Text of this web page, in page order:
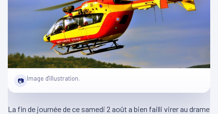
📷 Image d'illustration.
La fin de journée de ce samedi 2 août a bien failli virer au drame